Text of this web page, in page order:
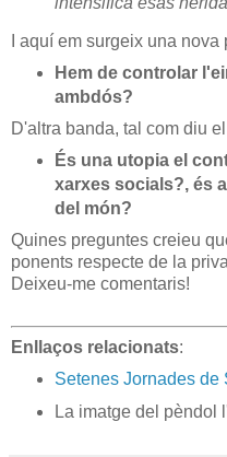
I aquí em surgeix una nova
Hem de controlar
ambdós?
D'altra banda, tal com diu
És una utopia el
xarxes socials?, és
del món?
Quines preguntes creieu
ponents respecte de la
Deixeu-me comentaris!
Enllaços relacionats:
Setenes Jornades de
La imatge del pèndol